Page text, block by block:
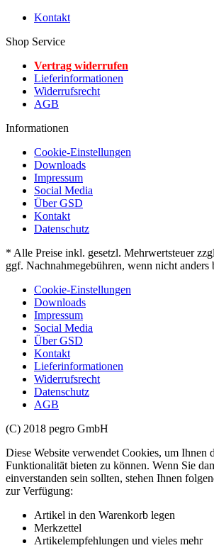
Kontakt
Shop Service
Vertrag widerrufen
Lieferinformationen
Widerrufsrecht
AGB
Informationen
Cookie-Einstellungen
Downloads
Impressum
Social Media
Über GSD
Kontakt
Datenschutz
* Alle Preise inkl. gesetzl. Mehrwertsteuer
ggf. Nachnahmegebühren, wenn nicht anders
Cookie-Einstellungen
Downloads
Impressum
Social Media
Über GSD
Kontakt
Lieferinformationen
Widerrufsrecht
Datenschutz
AGB
(C) 2018 pegro GmbH
Diese Website verwendet Cookies, um Ihnen
Funktionalität bieten zu können. Wenn Sie
einverstanden sein sollten, stehen Ihnen
zur Verfügung:
Artikel in den Warenkorb legen
Merkzettel
Artikelempfehlungen und vieles mehr